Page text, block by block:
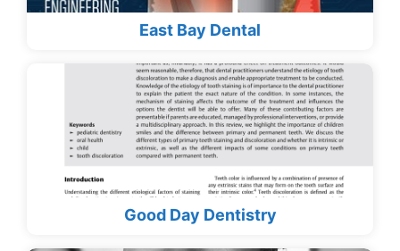
East Bay Dental
Good Day Dentistry